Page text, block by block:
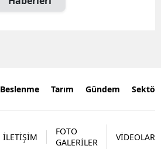
Beslenme Tarım Gündem
İLETİŞİM
FOTO
GALERİLER
VİDEOLAR